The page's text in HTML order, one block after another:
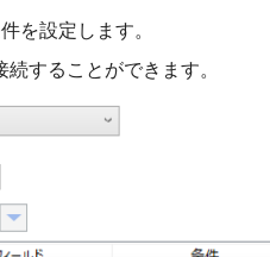
を設定します。
することができます。